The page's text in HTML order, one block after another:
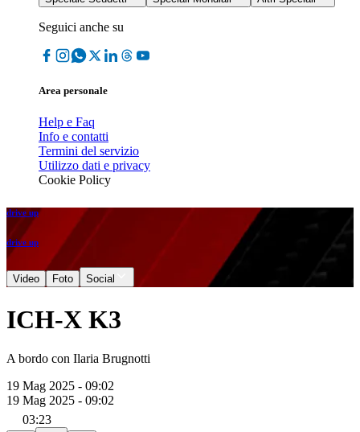
Seguici anche su
Area personale
Help e Faq
Info e contatti
Termini del servizio
Utilizzo dati e privacy
Cookie Policy
drive up
drive up
Video Foto Social
ICH-X K3
A bordo con Ilaria Brugnotti
19 Mag 2025 - 09:02
19 Mag 2025 - 09:02
03:23